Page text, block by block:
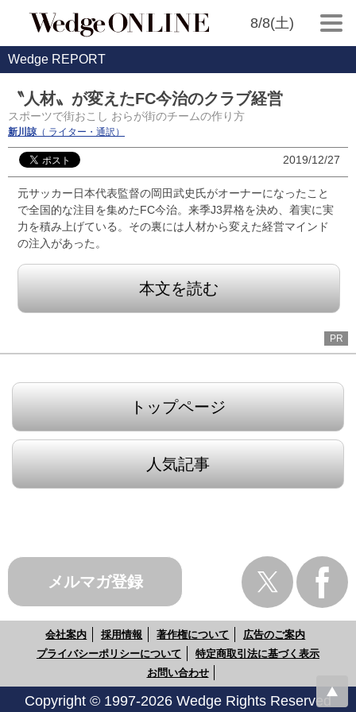
8/8(土)
Wedge REPORT
〝人材〟が変えたFC今治のクラブ経営
スポーツで街おこし おらが街のチームの作り方
新川諒 （ ライター・通訳）
2019/12/27
元サッカー日本代表監督の岡田武史氏がオーナーになったこと
で全国的な注目を集めたFC今治。来季J3昇格を決め、着実に実
力を積み上げている。その裏には人材から変えた経営マインド
の注入があった。
本文を読む
PR
トップページ
人気記事
メルマガ登録
会社案内 採用情報 著作権について
広告のご案内
プライバシーポリシーについて
特定商取引法に基づく表示
お問い合わせ
Copyright © 1997-2026 Wedge Rights Reserved